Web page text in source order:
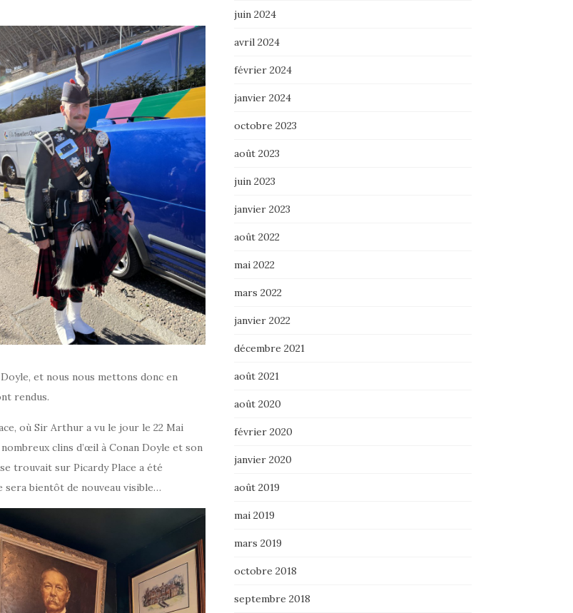
et nous nous mettons donc en
rendus.
où Sir Arthur a vu le jour le 22 Mai
clins d’œil à Conan Doyle et son
trouvait sur Picardy Place a été
sera bientôt de nouveau visible…
juin 2024
avril 2024
février 2024
janvier 2024
octobre 2023
août 2023
juin 2023
janvier 2023
août 2022
mai 2022
mars 2022
janvier 2022
décembre 2021
août 2021
août 2020
février 2020
janvier 2020
août 2019
mai 2019
mars 2019
octobre 2018
septembre 2018